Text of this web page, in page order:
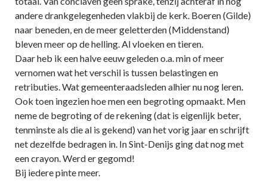
andere drankgelegenheden vlakbij de kerk. Boeren (Gilde)
naar beneden, en de meer geletterden (Middenstand)
bleven meer op de helling. Al vloeken en tieren.
Daar heb ik een halve eeuw geleden o.a. min of meer
vernomen wat het verschil is tussen belastingen en
retributies. Wat gemeenteraadsleden alhier nu nog leren.
Ook toen ingezien hoe men een begroting opmaakt. Men
neme de begroting of de rekening (dat is eigenlijk beter,
tenminste als die al is gekend) van het vorig jaar en schrijft
net dezelfde bedragen in. In Sint-Denijs ging dat nog met
een crayon. Werd er gegomd!
Bij iedere pinte meer.